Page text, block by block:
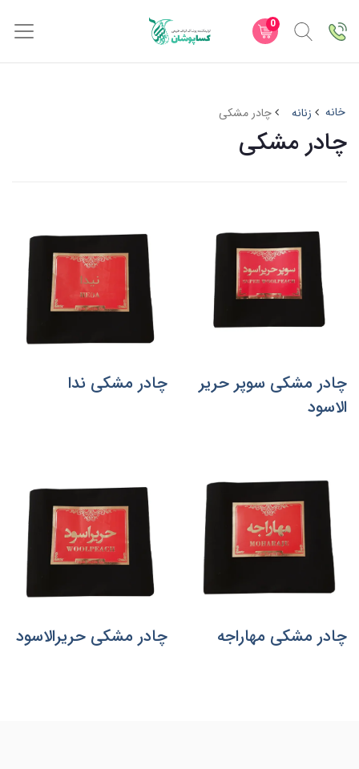
0
خانه زنانه چادر مشکی
چادر مشکی
چادر مشکی سوپر حریر
الاسود
چادر مشکی ندا
چادر مشکی مهاراجه چادر مشکی حریرالاسود